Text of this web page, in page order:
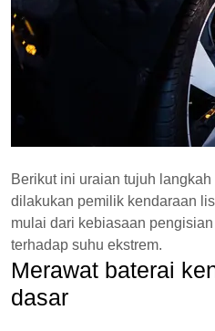
Berikut ini uraian tujuh
dilakukan pemilik kendaraan
mulai dari kebiasaan
terhadap suhu ekstrem.
Merawat baterai
dasar